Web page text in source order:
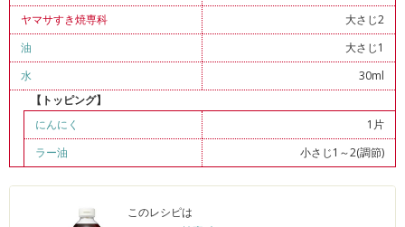
ヤマサすき焼専科
大さじ2
油
大さじ1
水
30ml
【トッピング】
にんにく
1片
ラー油
小さじ1～2(調節)
このレシピは